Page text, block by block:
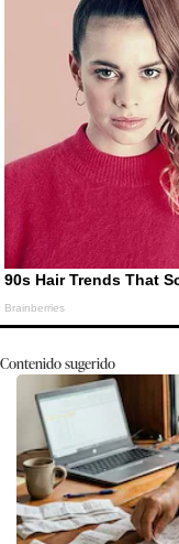
Contenido sugerido